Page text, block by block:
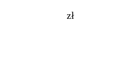
zł